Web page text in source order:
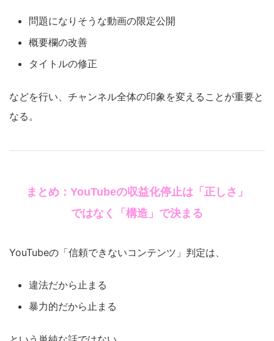
問題になりそうな動画の限定公開
概要欄の改善
タイトルの修正
などを行い、チャンネル全体の印象を変えることが重要と
なる。
まとめ：YouTubeの収益化停止は「正しさ」
ではなく「構造」で決まる
YouTubeの「信頼できないコンテンツ」判定は、
違法だから止まる
暴力的だから止まる